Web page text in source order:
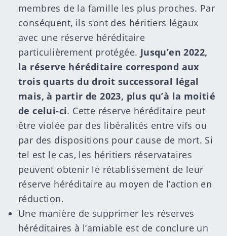
membres de la famille les plus proches. Par
conséquent, ils sont des héritiers légaux
avec une réserve héréditaire
particulièrement protégée. Jusqu’en 2022,
la réserve héréditaire correspond aux
trois quarts du droit successoral légal
mais, à partir de 2023, plus qu’à la moitié
de celui-ci. Cette réserve héréditaire peut
être violée par des libéralités entre vifs ou
par des dispositions pour cause de mort. Si
tel est le cas, les héritiers réservataires
peuvent obtenir le rétablissement de leur
réserve héréditaire au moyen de l’action en
réduction.
Une manière de supprimer les réserves
héréditaires à l’amiable est de conclure un